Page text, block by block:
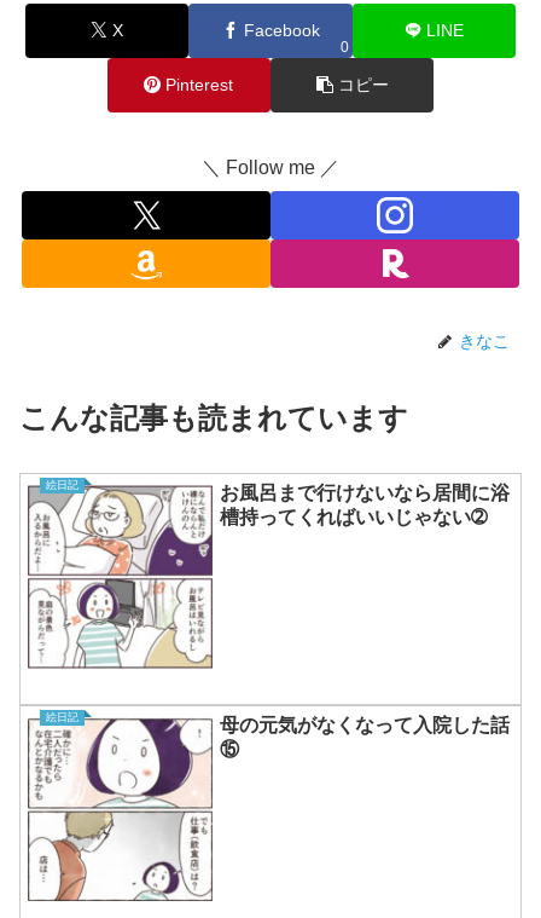
X Facebook
0
LINE
Pinterest コピー
＼ Follow me ／
きなこ
こんな記事も読まれています
絵日記
お風呂まで行けないなら居間に浴
槽持ってくればいいじゃない➁
絵日記
母の元気がなくなって入院した話
⑮